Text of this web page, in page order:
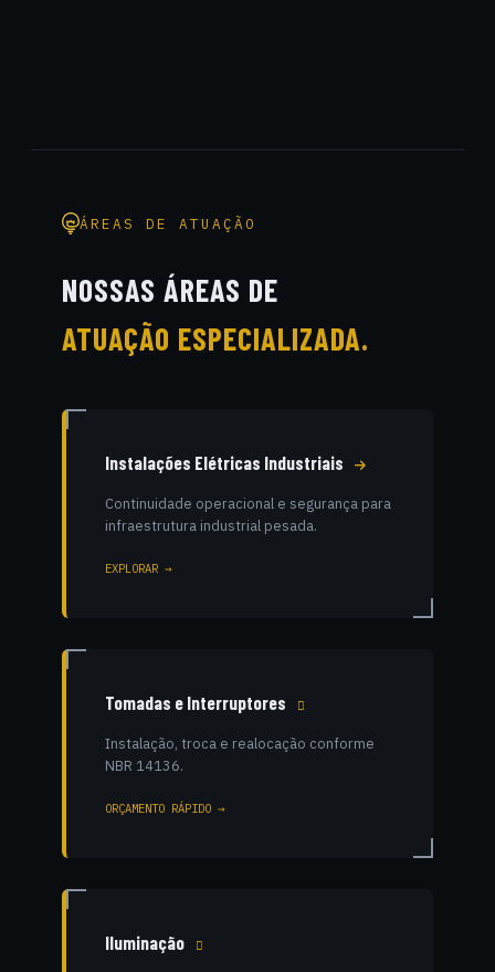
ÁREAS DE ATUAÇÃO
NOSSAS ÁREAS DE
ATUAÇÃO ESPECIALIZADA.
Instalações Elétricas Industriais
Continuidade operacional e segurança para
infraestrutura industrial pesada.
EXPLORAR →
Tomadas e Interruptores
Instalação, troca e realocação conforme
NBR 14136.
ORÇAMENTO RÁPIDO →
Iluminação